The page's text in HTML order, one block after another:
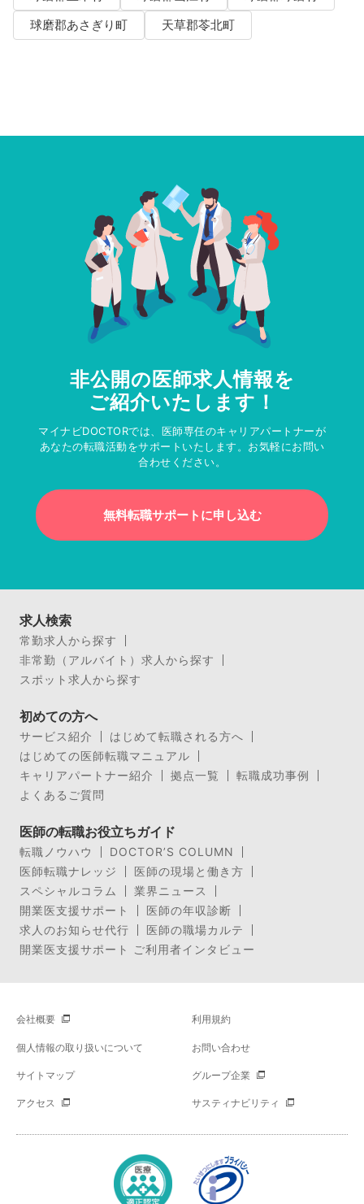
球磨郡あさぎり町
天草郡苓北町
非公開の医師求人情報を
ご紹介いたします！
マイナビDOCTORでは、医師専任のキャリアパートナーが
あなたの転職活動をサポートいたします。お気軽にお問い
合わせください。
無料転職サポートに申し込む
求人検索
常勤求人から探す
非常勤（アルバイト）求人から探す
スポット求人から探す
初めての方へ
サービス紹介
はじめて転職される方へ
はじめての医師転職マニュアル
キャリアパートナー紹介
拠点一覧
転職成功事例
よくあるご質問
医師の転職お役立ちガイド
転職ノウハウ
DOCTOR’S COLUMN
医師転職ナレッジ
医師の現場と働き方
スペシャルコラム
業界ニュース
開業医支援サポート
医師の年収診断
求人のお知らせ代行
医師の職場カルテ
開業医支援サポート ご利用者インタビュー
会社概要 利用規約
個人情報の取り扱いについて お問い合わせ
サイトマップ グループ企業
アクセス サスティナビリティ